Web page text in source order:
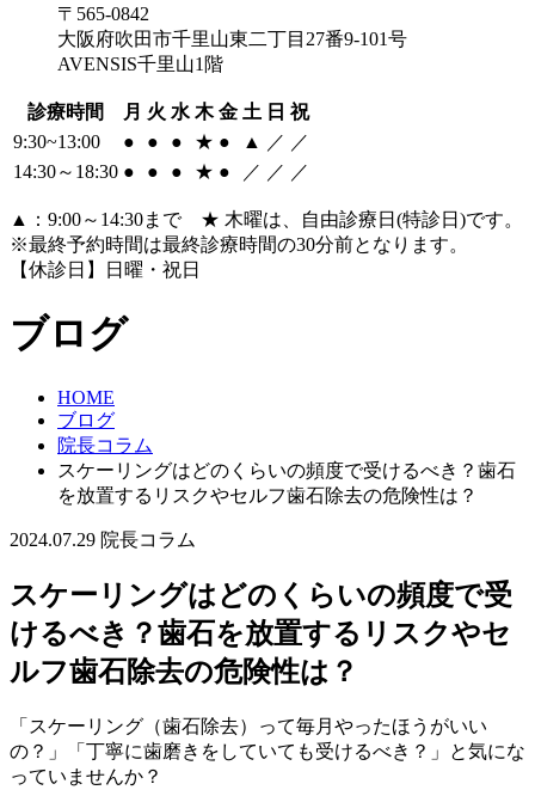
〒565-0842
大阪府吹田市千里山東二丁目27番9-101号
AVENSIS千里山1階
診療時間 月 火 水 木 金 土 日 祝
9:30~13:00
● ● ● ★ ● ▲ ／ ／
14:30～18:30 ● ● ● ★ ● ／ ／ ／
▲：9:00～14:30まで ★ 木曜は、自由診療日(特診日)です。
※最終予約時間は最終診療時間の30分前となります。
【休診日】日曜・祝日
ブログ
HOME
ブログ
院長コラム
スケーリングはどのくらいの頻度で受けるべき？歯石
を放置するリスクやセルフ歯石除去の危険性は？
2024.07.29 院長コラム
スケーリングはどのくらいの頻度で受
けるべき？歯石を放置するリスクやセ
ルフ歯石除去の危険性は？
「スケーリング（歯石除去）って毎月やったほうがいい
の？」「丁寧に歯磨きをしていても受けるべき？」と気にな
っていませんか？